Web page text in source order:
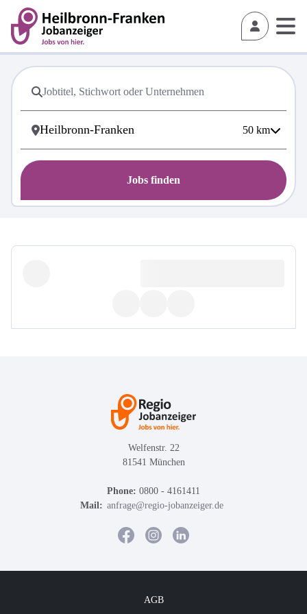
50 km
Jobs finden
Welfenstr. 22
81541 München
Phone: 0800 - 4161411
Mail: anfrage@regio-jobanzeiger.de
AGB